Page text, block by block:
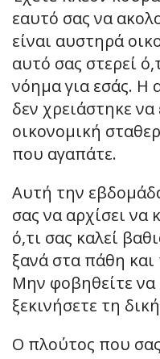
εαυτό σας να
είναι αυστηρά
αυτό σας στερεί
νόημα για εσάς. Η
δεν χρειάστηκε
οικονομική
που αγαπάτε.
Αυτή την
σας να αρχίσει να
ό,τι σας καλεί
ξανά στα πάθη και
Μην φοβηθείτε να
ξεκινήσετε τη
Ο πλούτος που